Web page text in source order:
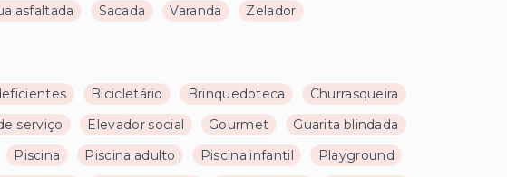
asfaltada Sacada Varanda Zelador
Bicicletário Brinquedoteca
Churrasqueira
serviço Elevador social Gourmet
Guarita blindada
Piscina Piscina adulto Piscina infantil
Playground